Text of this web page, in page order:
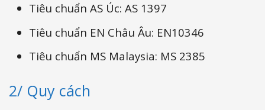
Tiêu chuẩn AS Úc: AS 1397
Tiêu chuẩn EN Châu Âu: EN10346
Tiêu chuẩn MS Malaysia: MS 2385
2/ Quy cách